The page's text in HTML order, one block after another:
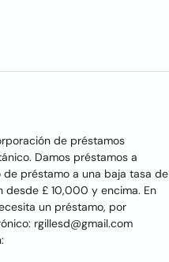
de préstamos
Damos préstamos a
préstamo a una baja tasa de
desde £ 10,000 y encima. En
un préstamo, por
rgillesd@gmail.com